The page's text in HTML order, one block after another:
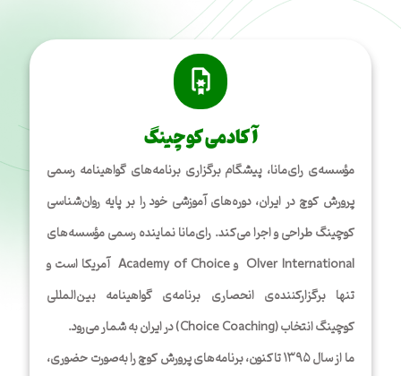
آکادمی کوچینگ
مؤسسه‌ی رای‌مانا، پیشگام برگزاری برنامه‌های گواهینامه رسمی
پرورش کوچ در ایران، دوره‌های آموزشی خود را بر پایه روان‌شناسی
کوچینگ طراحی و اجرا می‌کند. رای‌مانا نماینده رسمی مؤسسه‌های
Olver International و Academy of Choice آمریکا است و
تنها برگزارکننده‌ی انحصاری برنامه‌ی گواهینامه بین‌المللی
کوچینگ انتخاب (Choice Coaching) در ایران به شمار می‌رود.
ما از سال ۱۳۹۵ تاکنون، برنامه‌های پرورش کوچ را به‌صورت حضوری،